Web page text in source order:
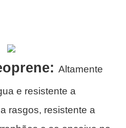
Altamente
e resistente a
rasgos, resistente a